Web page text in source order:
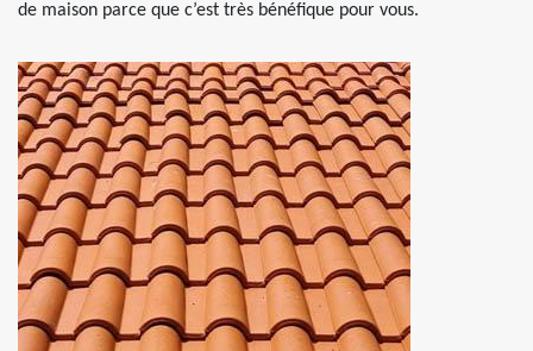
de maison parce que c’est très bénéfique pour vous.